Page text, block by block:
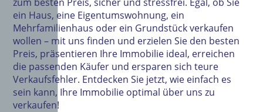
ein Haus, eine Eigentumswohnung, ein
Mehrfamilienhaus oder ein Grundstück verkaufen
wollen – mit uns finden und erzielen Sie den besten
Preis, präsentieren Ihre Immobilie ideal, erreichen
die passenden Käufer und ersparen sich teure
Verkaufsfehler. Entdecken Sie jetzt, wie einfach es
sein kann, Ihre Immobilie optimal über uns zu
verkaufen!